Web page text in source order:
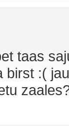
taas
birst :(